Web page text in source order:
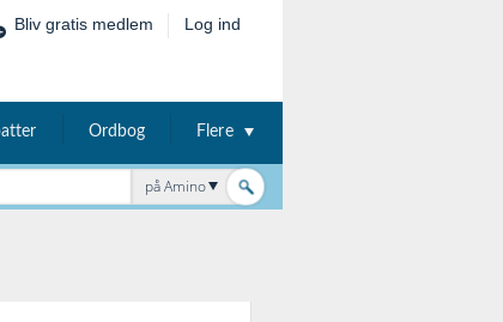
Bliv gratis medlem Log ind
Ordbog Flere
på Amino